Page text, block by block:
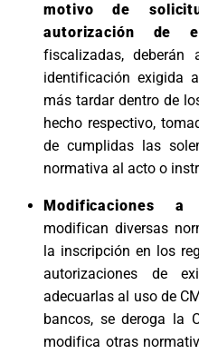
motivo de
autorización de
fiscalizadas,
identificación exigida
más tardar dentro de
hecho respectivo,
de cumplidas las
normativa al acto o
Modificaciones
modifican diversas
la inscripción en los
autorizaciones de
adecuarlas al uso de
bancos, se deroga la
modifica otras